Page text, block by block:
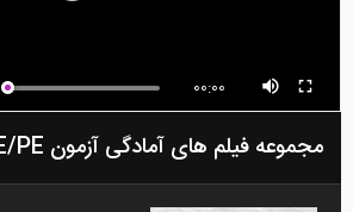
00:00
مجموعه فیلم های آمادگی آزمون FE/PE